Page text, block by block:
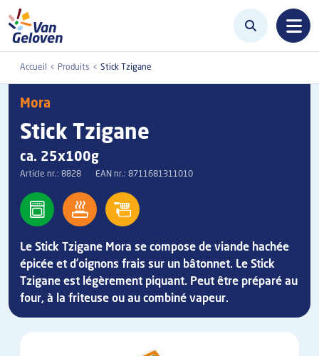
Aller au contenu principal
Accueil Produits Stick Tzigane
Mora
Stick Tzigane
ca. 25x100g
Article nr.: 8828 EAN nr.: 8711681311010
Le Stick Tzigane Mora se compose de viande hachée
épicée et d’oignons frais sur un bâtonnet. Le Stick
Tzigane est légèrement piquant. Peut être préparé au
four, à la friteuse ou au combiné vapeur.